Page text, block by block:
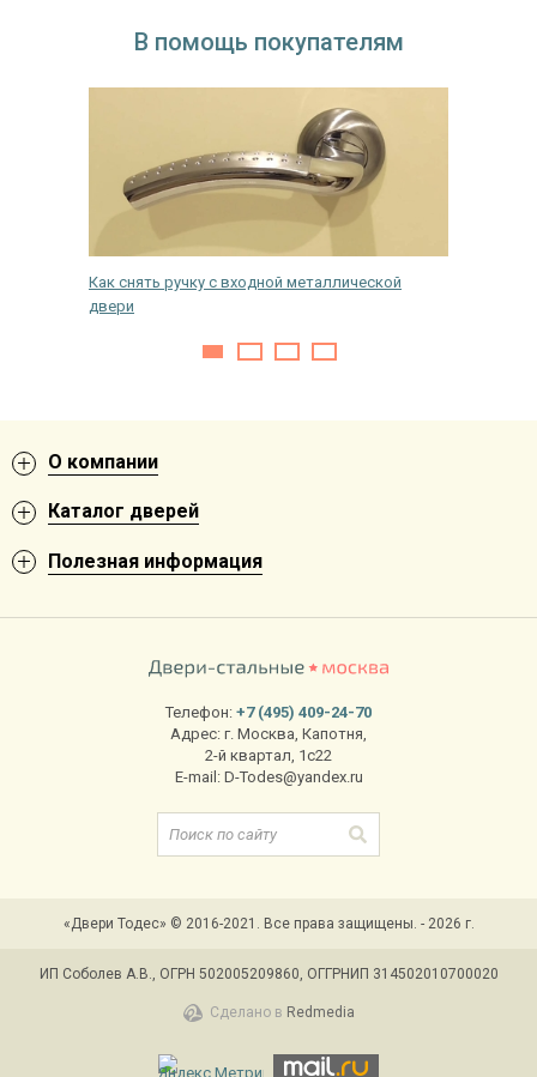
В помощь покупателям
Как снять ручку с входной металлической
двери
О компании
Каталог дверей
Полезная информация
Телефон: +7 (495) 409-24-70
Адрес: г. Москва, Капотня,
2-й квартал, 1с22
E-mail: D-Todes@yandex.ru
«Двери Тодес» © 2016-2021. Все права защищены. - 2026 г.
ИП Соболев А.В., ОГРН 502005209860, ОГГРНИП 314502010700020
Сделано в Redmedia